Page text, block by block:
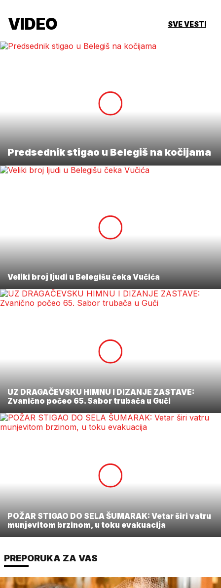
VIDEO SVE VESTI
Predsednik stigao u Belegiš na kočijama
Veliki broj ljudi u Belegišu čeka Vučića
UZ DRAGAČEVSKU HIMNU I DIZANJE ZASTAVE:
Zvanično počeo 65. Sabor trubača u Guči
POŽAR STIGAO DO SELA ŠUMARAK: Vetar širi vatru
munjevitom brzinom, u toku evakuacija
PREPORUKA ZA VAS